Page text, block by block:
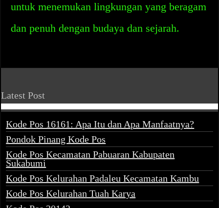
untuk menemukan lingkungan yang beragam
dan penuh dengan budaya dan sejarah.
Latest Post
Kode Pos 16161: Apa Itu dan Apa Manfaatnya?
Pondok Pinang Kode Pos
Kode Pos Kecamatan Pabuaran Kabupaten
Sukabumi
Kode Pos Kelurahan Padaleu Kecamatan Kambu
Kode Pos Kelurahan Tuah Karya